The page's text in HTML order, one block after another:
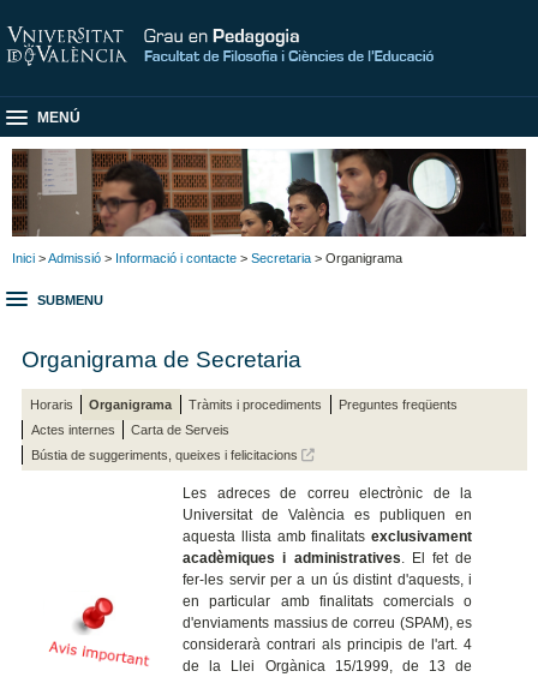
MENÚ
Inici >Admissió > Informació i contacte > Secretaria > Organigrama
SUBMENU
Organigrama de Secretaria
Horaris Organigrama Tràmits i procediments
Preguntes freqüents
Actes internes
Carta de Serveis
Bústia de suggeriments, queixes i felicitacions
Les adreces de correu electrònic de la
Universitat de València es publiquen en
aquesta llista amb finalitats exclusivament
acadèmiques i administratives. El fet de
fer-les servir per a un ús distint d'aquests, i
en particular amb finalitats comercials o
d'enviaments massius de correu (SPAM), es
considerarà contrari als principis de l'art. 4
de la Llei Orgànica 15/1999, de 13 de